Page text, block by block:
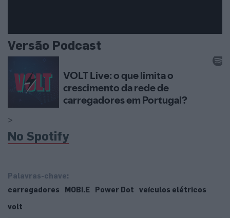
Versão Podcast
>
No Spotify
Palavras-chave:
carregadores
MOBI.E Power Dot
veículos elétricos
volt